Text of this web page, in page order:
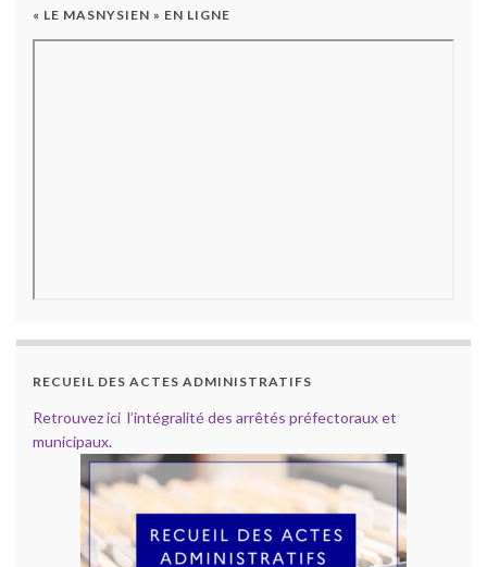
« LE MASNYSIEN » EN LIGNE
RECUEIL DES ACTES ADMINISTRATIFS
Retrouvez ici l’intégralité des arrêtés préfectoraux et
municipaux.